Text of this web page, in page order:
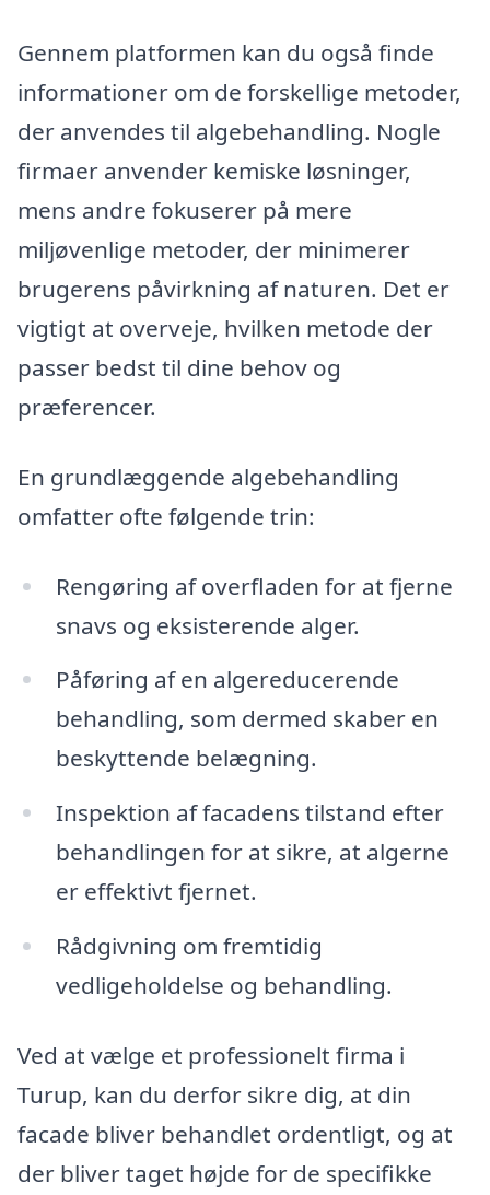
Gennem platformen kan du også finde
informationer om de forskellige metoder,
der anvendes til algebehandling. Nogle
firmaer anvender kemiske løsninger,
mens andre fokuserer på mere
miljøvenlige metoder, der minimerer
brugerens påvirkning af naturen. Det er
vigtigt at overveje, hvilken metode der
passer bedst til dine behov og
præferencer.
En grundlæggende algebehandling
omfatter ofte følgende trin:
Rengøring af overfladen for at fjerne
snavs og eksisterende alger.
Påføring af en algereducerende
behandling, som dermed skaber en
beskyttende belægning.
Inspektion af facadens tilstand efter
behandlingen for at sikre, at algerne
er effektivt fjernet.
Rådgivning om fremtidig
vedligeholdelse og behandling.
Ved at vælge et professionelt firma i
Turup, kan du derfor sikre dig, at din
facade bliver behandlet ordentligt, og at
der bliver taget højde for de specifikke